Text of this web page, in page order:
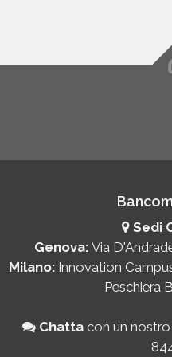
Sedi
Genova: Via
Milano: Innovation
Peschiera
Chatta con un